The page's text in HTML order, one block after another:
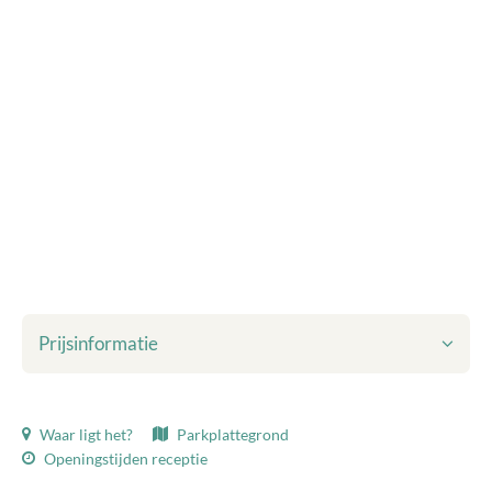
Prijsinformatie
Getoonde prijzen zijn inclusief:
Toeristenbelasting
Bedlinnen
Waar ligt het?
Parkplattegrond
Openingstijden receptie